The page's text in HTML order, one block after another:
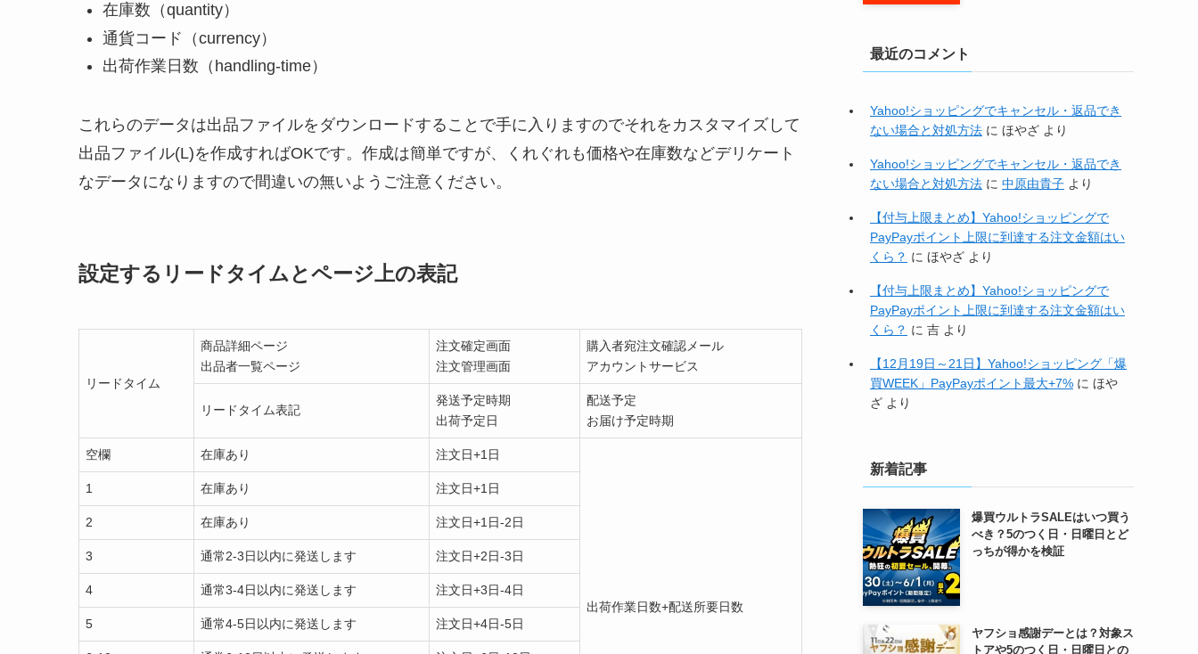
在庫数（quantity）
通貨コード（currency）
出荷作業日数（handling-time）
これらのデータは出品ファイルをダウンロードすることで手に入りますのでそれをカスタマイズして
出品ファイル(L)を作成すればOKです。作成は簡単ですが、くれぐれも価格や在庫数などデリケート
なデータになりますので間違いの無いようご注意ください。
設定するリードタイムとページ上の表記
リードタイム
商品詳細ページ
出品者一覧ページ
注文確定画面
注文管理画面
購入者宛注文確認メール
アカウントサービス
リードタイム表記
発送予定時期
出荷予定日
配送予定
お届け予定時期
空欄 在庫あり 注文日+1日
出荷作業日数+配送所要日数
1 在庫あり 注文日+1日
2 在庫あり 注文日+1日-2日
3 通常2-3日以内に発送します 注文日+2日-3日
4 通常3-4日以内に発送します 注文日+3日-4日
5 通常4-5日以内に発送します 注文日+4日-5日
最近のコメント
Yahoo!ショッピングでキャンセル・返品でき
ない場合と対処方法 に ほやざ より
Yahoo!ショッピングでキャンセル・返品でき
ない場合と対処方法 に 中原由貴子 より
【付与上限まとめ】Yahoo!ショッピングで
PayPayポイント上限に到達する注文金額はい
くら？ に ほやざ より
【付与上限まとめ】Yahoo!ショッピングで
PayPayポイント上限に到達する注文金額はい
くら？ に 吉 より
【12月19日～21日】Yahoo!ショッピング「爆
買WEEK」PayPayポイント最大+7% に ほや
ざ より
新着記事
爆買ウルトラSALEはいつ買う
べき？5のつく日・日曜日とど
っちが得かを検証
ヤフショ感謝デーとは？対象ス
トアや5のつく日・日曜日との